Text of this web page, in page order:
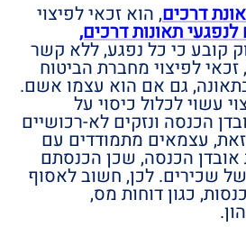
דרכים, הוא זכאי לפיצוי
לנפגעי תאונות דרכים,
קובע כי כל נפגע, ללא קשר
לפיצוי מחברת הביטוח
גם אם הוא עצמו אשם.
עשוי לכלול כיסוי על
הכנסה ונזקים לא-רכושיים
עצמאים מתמודדים עם
אובדן הכנסה, שכן הכנסתם
שכירים. לכן, חשוב לאסוף
כגון דוחות מס,